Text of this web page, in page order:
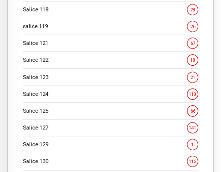
Salice 118 28
salice 119 26
Salice 121 67
Salice 122 18
Salice 123 21
Salice 124 110
Salice 125 66
Salice 127 141
Salice 129 1
Salice 130 112